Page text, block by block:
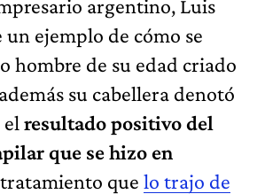
argentino, Luis
un ejemplo de cómo se
hombre de su edad criado
su cabellera denotó
resultado positivo del
que se hizo en
que lo trajo de